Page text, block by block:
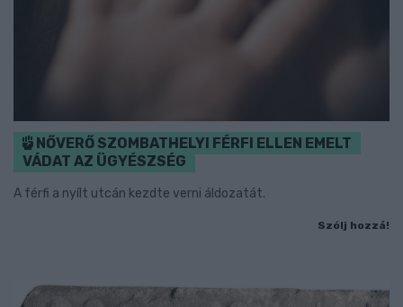
NŐVERŐ SZOMBATHELYI FÉRFI ELLEN EMELT
VÁDAT AZ ÜGYÉSZSÉG
A férfi a nyílt utcán kezdte verni áldozatát.
Szólj hozzá!